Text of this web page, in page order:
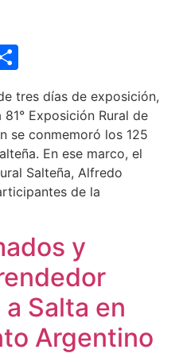
tres días de exposición,
Exposición Rural de
se conmemoró los 125
En ese marco, el
Salteña, Alfredo
de la
y
Salta en
Argentino